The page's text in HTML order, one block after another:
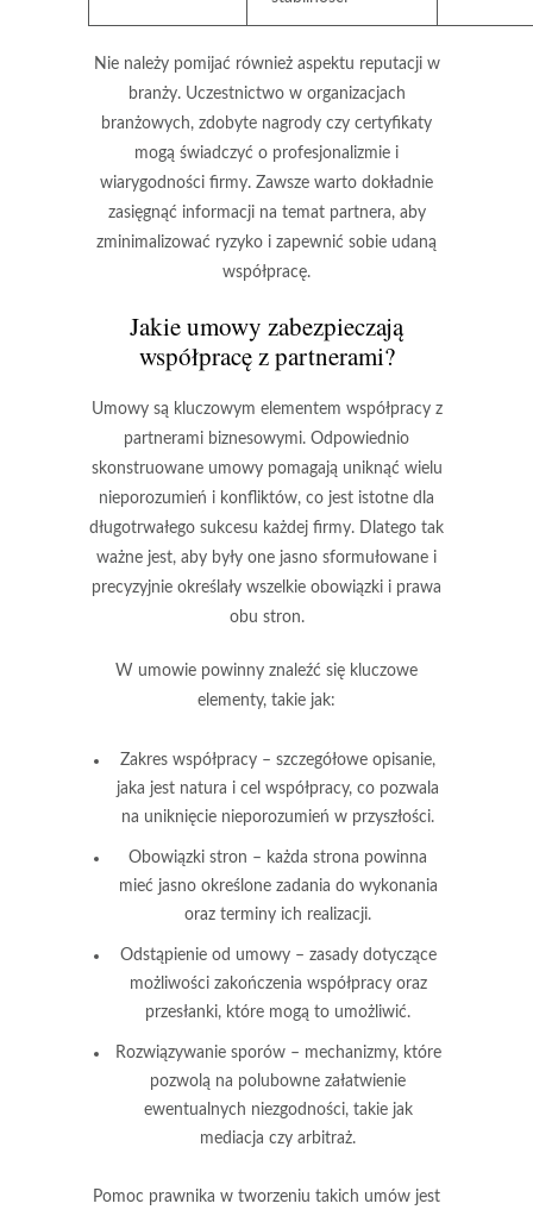
Nie należy pomijać również aspektu reputacji w
branży. Uczestnictwo w organizacjach
branżowych, zdobyte nagrody czy certyfikaty
mogą świadczyć o profesjonalizmie i
wiarygodności firmy. Zawsze warto dokładnie
zasięgnąć informacji na temat partnera, aby
zminimalizować ryzyko i zapewnić sobie udaną
współpracę.
Jakie umowy zabezpieczają
współpracę z partnerami?
Umowy są kluczowym elementem współpracy z
partnerami biznesowymi. Odpowiednio
skonstruowane umowy pomagają uniknąć wielu
nieporozumień i konfliktów, co jest istotne dla
długotrwałego sukcesu każdej firmy. Dlatego tak
ważne jest, aby były one jasno sformułowane i
precyzyjnie określały wszelkie obowiązki i prawa
obu stron.
W umowie powinny znaleźć się kluczowe
elementy, takie jak:
Zakres współpracy – szczegółowe opisanie,
jaka jest natura i cel współpracy, co pozwala
na uniknięcie nieporozumień w przyszłości.
Obowiązki stron – każda strona powinna
mieć jasno określone zadania do wykonania
oraz terminy ich realizacji.
Odstąpienie od umowy– zasady dotyczące
możliwości zakończenia współpracy oraz
przesłanki, które mogą to umożliwić.
Rozwiązywanie sporów– mechanizmy, które
pozwolą na polubowne załatwienie
ewentualnych niezgodności, takie jak
mediacja czy arbitraż.
Pomoc prawnika w tworzeniu takich umów jest